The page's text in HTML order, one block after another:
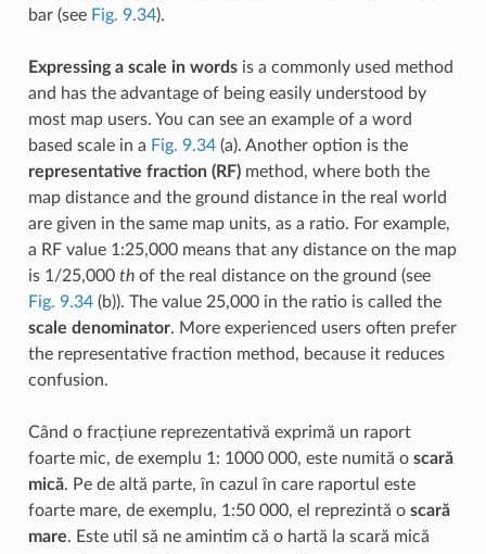
bar (see Fig. 9.34).
Expressing a scale in wordsis a commonly used method
and has the advantage of being easily understood by
most map users. You can see an example of a word
based scale in a Fig. 9.34(a). Another option is the
representative fraction (RF)method, where both the
map distance and the ground distance in the real world
are given in the same map units, as a ratio. For example,
a RF value 1:25,000 means that any distance on the map
is 1/25,000 thof the real distance on the ground (see
Fig. 9.34(b)). The value 25,000 in the ratio is called the
scale denominator. More experienced users often prefer
the representative fraction method, because it reduces
confusion.
Când o fracțiune reprezentativă exprimă un raport
foarte mic, de exemplu 1: 1000 000, este numită o scară
mică. Pe de altă parte, în cazul în care raportul este
foarte mare, de exemplu, 1:50 000, el reprezintă o scară
mare. Este util să ne amintim că o hartă la scară mică